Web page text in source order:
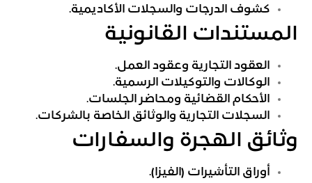
كشوف الدرجات والسجلات الأكاديمية.
المستندات القانونية
العقود التجارية وعقود العمل.
الوكالات والتوكيلات الرسمية.
الأحكام القضائية ومحاضر الجلسات.
السجلات التجارية والوثائق الخاصة بالشركات.
وثائق الهجرة والسفارات
أوراق التأشيرات (الفيزا).